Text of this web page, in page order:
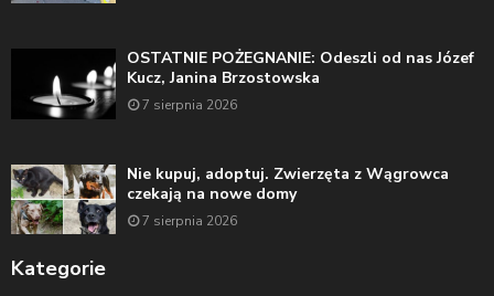
OSTATNIE POŻEGNANIE: Odeszli od nas Józef
Kucz, Janina Brzostowska
7 sierpnia 2026
Nie kupuj, adoptuj. Zwierzęta z Wągrowca
czekają na nowe domy
7 sierpnia 2026
Kategorie